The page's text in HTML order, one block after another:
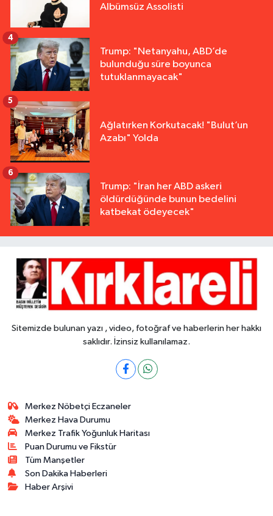
Albümsüz Assolisti
Trump: "Netanyahu, ABD’de
bulunduğu süre boyunca
tutuklanmayacak"
4
Ağlatırken Korkutacak! "Bulut’un
Azabı" Yolda
5
Trump: "İran her ABD askeri
öldürdüğünde bunun bedelini
katbekat ödeyecek"
6
Sitemizde bulunan yazı , video, fotoğraf ve haberlerin her hakkı
saklıdır. İzinsiz kullanılamaz.
Merkez Nöbetçi Eczaneler
Merkez Hava Durumu
Merkez Trafik Yoğunluk Haritası
Puan Durumu ve Fikstür
Tüm Manşetler
Son Dakika Haberleri
Haber Arşivi